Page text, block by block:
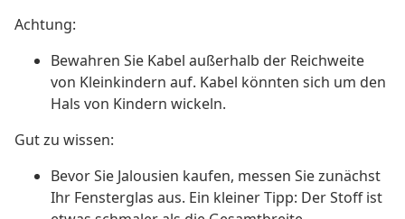
Achtung:
Bewahren Sie Kabel außerhalb der Reichweite
von Kleinkindern auf. Kabel könnten sich um den
Hals von Kindern wickeln.
Gut zu wissen:
Bevor Sie Jalousien kaufen, messen Sie zunächst
Ihr Fensterglas aus. Ein kleiner Tipp: Der Stoff ist